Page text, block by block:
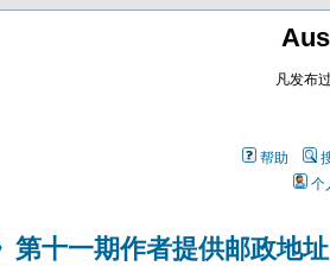
凡发布
帮助
个
第十一期作者提供邮政地址